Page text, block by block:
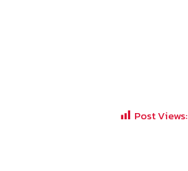
Post Views: